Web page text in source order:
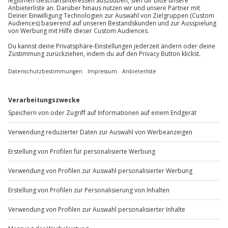
Du möchtest als Firma bestellen?
+49 89 / 60 60 89 700
Mo-Fr: 9-17 Uhr
b2b@jochen-schweizer.de
www.b2b.jochen-schweizer.de/
Artikelnummer:15236
Andere Produkte entdecken